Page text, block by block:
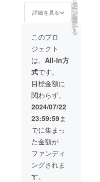
い頂け
ます。
30ｇ 長
さ ：
43㎝ 素
材 ：
貝パー
ル、ス
ワロフ
スキー
ボール
留
金 ：
ロジウ
ムメッ
キ マ
グネッ
ト式 ※
アフ
ターケ
【限定2
個】 全
て手作
業、手
縫いで
仕上げ
てお
り、刻
印が綺
麗にで
きるよ
う、素
材も厳
選して
いま
す。 ※
刻印は
英字限
定で
す。 私
も愛用
してい
詳細を見る
タ
ー
ン
を
選
択
す
る
このプロ
ジェクト
は、 All-In方
式です。
目標金額に
関わらず、
2024/07/22
23:59:59ま
でに集まっ
た金額が
ファンディ
ングされま
す。